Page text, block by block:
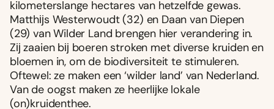
kilometerslange hectares van hetzelfde gewas.
Matthĳs Westerwoudt (32) en Daan van Diepen
(29) van Wilder Land brengen hier verandering in.
Zĳ zaaien bĳ boeren stroken met diverse kruiden en
bloemen in, om de biodiversiteit te stimuleren.
Oftewel: ze maken een ‘wilder land’ van Nederland.
Van de oogst maken ze heerlĳke lokale
(on)kruidenthee.